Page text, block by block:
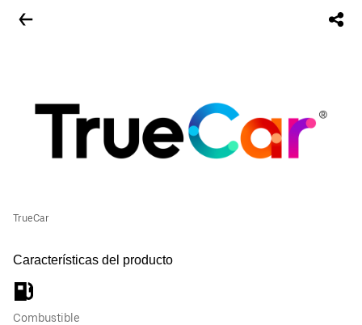
TrueCar
Características del producto
Combustible